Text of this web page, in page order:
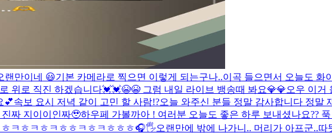
랜만이네 😃기본 카메라로 찍으면 이렇게 되는구나..이곡 들으면서 오늘도 화
위로 직진 하겠습니다💓💓😭😭 그럼 내일 라이브 뱅송때 봐요💎💎오우 이거
💕속보 요시 저녁 같이 고민 할 사람!?오늘 와주신 분들 정말 감사합니다 정말
짜 지이이인짜🥹하우페 가볼까아 ! 여러분 오늘도 좋은 하루 보내셨나요??
ㅋㅎㅋㅎㅋㅎㅎㅋㅎㅋㅎㅎㅎ🎧🖐오랜만에 밖에 나가니.. 머리가 아프군..따